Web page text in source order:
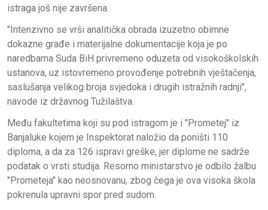
istraga još nije završena.
"Intenzivno se vrši analitička obrada izuzetno obimne
dokazne građe i materijalne dokumentacije koja je po
naredbama Suda BiH privremeno oduzeta od visokoškolskih
ustanova, uz istovremeno provođenje potrebnih vještačenja,
saslušanja velikog broja svjedoka i drugih istražnih radnji",
navode iz državnog Tužilaštva.
Među fakultetima koji su pod istragom je i "Prometej" iz
Banjaluke kojem je Inspektorat naložio da poništi 110
diploma, a da za 126 ispravi greške, jer diplome ne sadrže
podatak o vrsti studija. Resorno ministarstvo je odbilo žalbu
"Prometeja" kao neosnovanu, zbog čega je ova visoka škola
pokrenula upravni spor pred sudom.